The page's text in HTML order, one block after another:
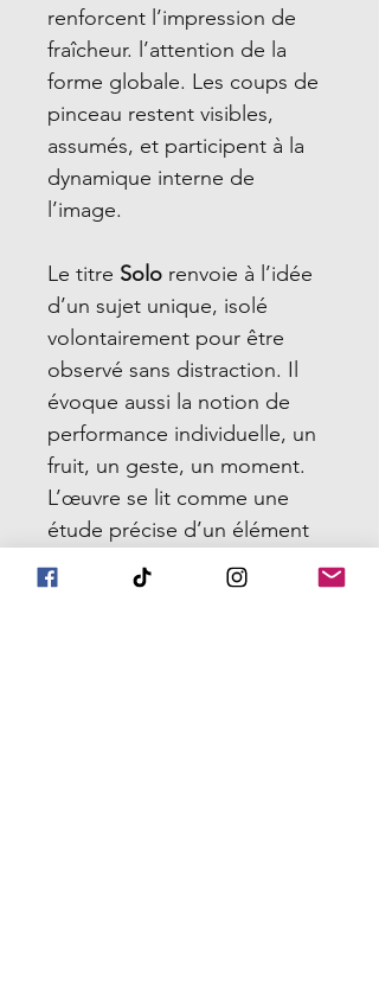
renforcent l’impression de
fraîcheur. l’attention de la
forme globale. Les coups de
pinceau restent visibles,
assumés, et participent à la
dynamique interne de
l’image.
Le titre Solo renvoie à l’idée
d’un sujet unique, isolé
volontairement pour être
observé sans distraction. Il
évoque aussi la notion de
performance individuelle, un
fruit, un geste, un moment.
L’œuvre se lit comme une
étude précise d’un élément
simple, traité avec rigueur et
intensité.